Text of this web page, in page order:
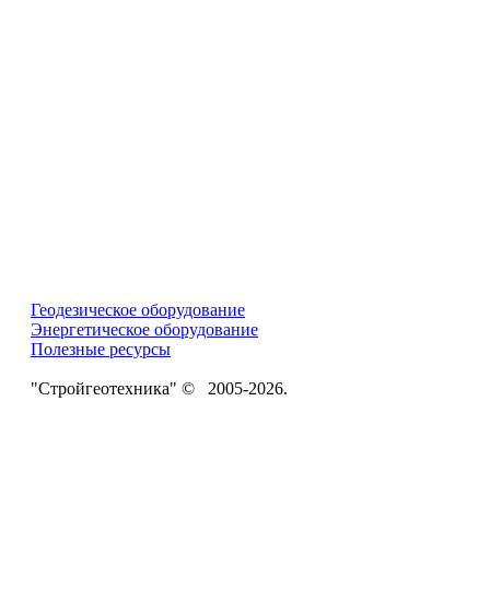
Геодезическое оборудование
Энергетическое оборудование
Полезные ресурсы
"Стройгеотехника" © 2005-2026.